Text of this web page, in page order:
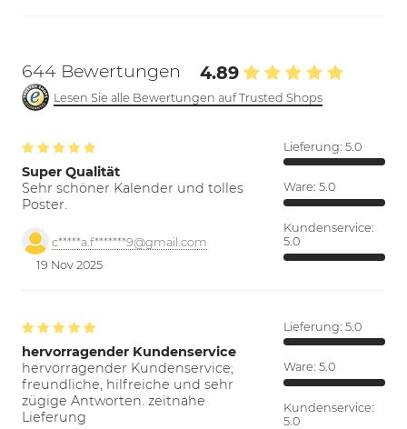
644 Bewertungen 4.89
Lesen Sie alle Bewertungen auf Trusted Shops
Super Qualität
Sehr schöner Kalender und tolles
Poster.
c*****a.f*******9@gmail.com
19 Nov 2025
Lieferung: 5.0
Ware: 5.0
Kundenservice:
5.0
hervorragender Kundenservice
hervorragender Kundenservice;
freundliche, hilfreiche und sehr
zügige Antworten. zeitnahe
Lieferung
Lieferung: 5.0
Ware: 5.0
Kundenservice:
5.0